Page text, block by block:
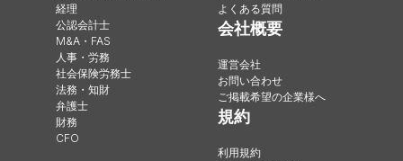
経理
公認会計士
M&A・FAS
人事・労務
社会保険労務士
法務・知財
弁護士
財務
CFO
よくある質問
会社概要
運営会社
お問い合わせ
ご掲載希望の企業様へ
規約
利用規約